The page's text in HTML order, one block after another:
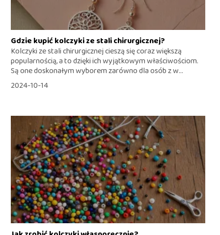
Gdzie kupić kolczyki ze stali chirurgicznej?
Kolczyki ze stali chirurgicznej cieszą się coraz większą
popularnością, a to dzięki ich wyjątkowym właściwościom.
Są one doskonałym wyborem zarówno dla osób z w...
2024-10-14